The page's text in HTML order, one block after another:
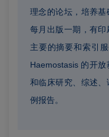
理念的论坛，培养基
每月出版一期，有
主要的摘要和索引
Haemostasis 的开
和临床研究、综述
例报告。